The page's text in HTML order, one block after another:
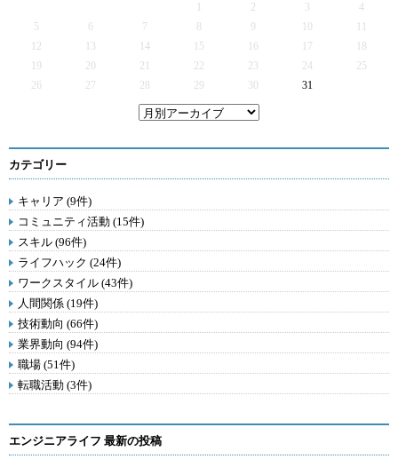
2 3
4
5
6 7 9
12
13 14 15 16 17
19
20 21 22 23 24
25
26
27 28 29 30 31
カテゴリー
キャリア (9件)
コミュニティ活動 (15件)
スキル (96件)
ライフハック (24件)
ワークスタイル (43件)
人間関係 (19件)
技術動向 (66件)
業界動向 (94件)
職場 (51件)
転職活動 (3件)
エンジニアライフ 最新の投稿